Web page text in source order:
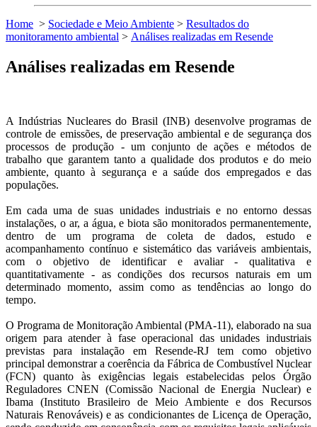
Home > Sociedade e Meio Ambiente > Resultados do
monitoramento ambiental > Análises realizadas em Resende
Análises realizadas em Resende
A Indústrias Nucleares do Brasil (INB) desenvolve programas de
controle de emissões, de preservação ambiental e de segurança dos
processos de produção - um conjunto de ações e métodos de
trabalho que garantem tanto a qualidade dos produtos e do meio
ambiente, quanto à segurança e a saúde dos empregados e das
populações.
Em cada uma de suas unidades industriais e no entorno dessas
instalações, o ar, a água, e biota são monitorados permanentemente,
dentro de um programa de coleta de dados, estudo e
acompanhamento contínuo e sistemático das variáveis ambientais,
com o objetivo de identificar e avaliar - qualitativa e
quantitativamente - as condições dos recursos naturais em um
determinado momento, assim como as tendências ao longo do
tempo.
O Programa de Monitoração Ambiental (PMA-11), elaborado na sua
origem para atender à fase operacional das unidades industriais
previstas para instalação em Resende-RJ tem como objetivo
principal demonstrar a coerência da Fábrica de Combustível Nuclear
(FCN) quanto às exigências legais estabelecidas pelos Órgão
Reguladores CNEN (Comissão Nacional de Energia Nuclear) e
Ibama (Instituto Brasileiro de Meio Ambiente e dos Recursos
Naturais Renováveis) e as condicionantes de Licença de Operação,